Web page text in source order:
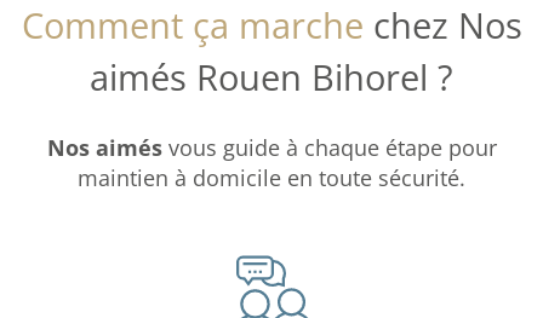
Comment ça marche chez Nos
aimés Rouen Bihorel ?
Nos aimésvous guide à chaque étape pour
maintien à domicile en toute sécurité.